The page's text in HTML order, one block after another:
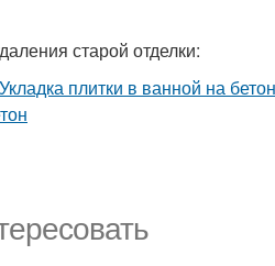
старой отделки: